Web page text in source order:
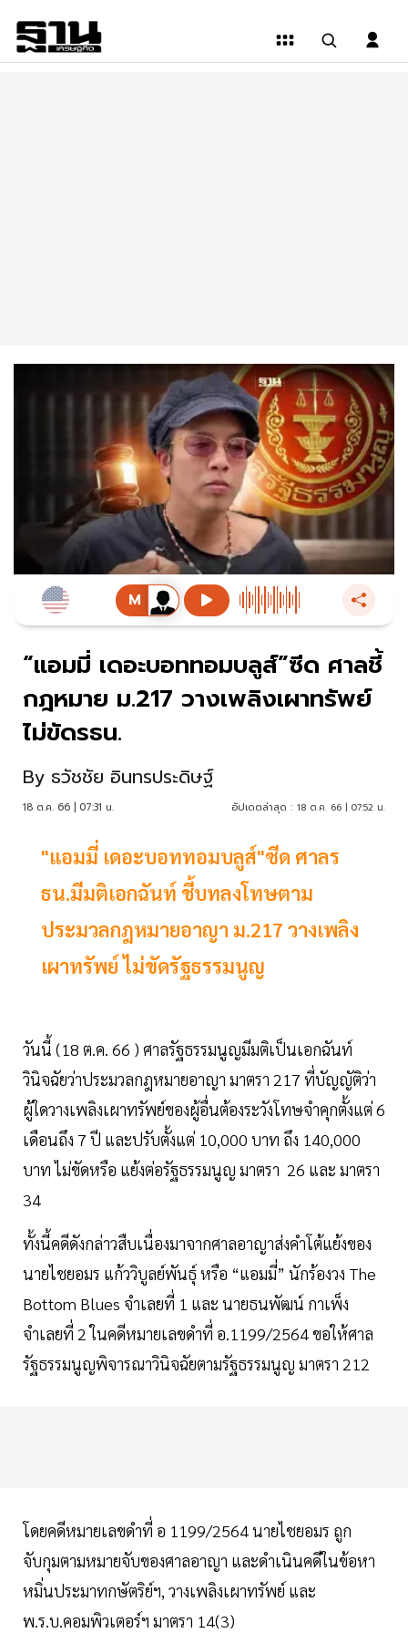
“แอมมี่ เดอะบอททอมบลูส์”ซีด ศาลชี้
กฎหมาย ม.217 วางเพลิงเผาทรัพย์
ไม่ขัดรธน.
By ธวัชชัย อินทรประดิษฐ์
18 ต.ค. 66 | 07:31 น. อัปเดตล่าสุด : 18 ต.ค. 66 | 07:52 น.
"แอมมี่ เดอะบอททอมบลูส์"ซีด ศาลร
ธน.มีมติเอกฉันท์ ชี้บทลงโทษตาม
ประมวลกฎหมายอาญา ม.217 วางเพลิง
เผาทรัพย์ ไม่ขัดรัฐธรรมนูญ
วันนี้ (18 ต.ค. 66 ) ศาลรัฐธรรมนูญมีมติเป็นเอกฉันท์
วินิจฉัยว่าประมวลกฎหมายอาญา มาตรา 217 ที่บัญญัติว่า
ผู้ใดวางเพลิงเผาทรัพย์ของผู้อื่นต้องระวังโทษจำคุกตั้งแต่ 6
เดือนถึง 7 ปี และปรับตั้งแต่ 10,000 บาท ถึง 140,000
บาท ไม่ขัดหรือ แย้งต่อรัฐธรรมนูญ มาตรา 26 และ มาตรา
34
ทั้งนี้คดีดังกล่าวสืบเนื่องมาจากศาลอาญาส่งคำโต้แย้งของ
นายไชยอมร แก้ววิบูลย์พันธุ์ หรือ “แอมมี่” นักร้องวง The
Bottom Blues จำเลยที่ 1 และ นายธนพัฒน์ กาเพ็ง
จำเลยที่ 2 ในคดีหมายเลขดำที่ อ.1199/2564 ขอให้ศาล
รัฐธรรมนูญพิจารณาวินิจฉัยตามรัฐธรรมนูญ มาตรา 212
โดยคดีหมายเลขดำที่ อ 1199/2564 นายไชยอมร ถูก
จับกุมตามหมายจับของศาลอาญา และดำเนินคดีในข้อหา
หมิ่นประมาทกษัตริย์ฯ, วางเพลิงเผาทรัพย์ และ
พ.ร.บ.คอมพิวเตอร์ฯ มาตรา 14(3)